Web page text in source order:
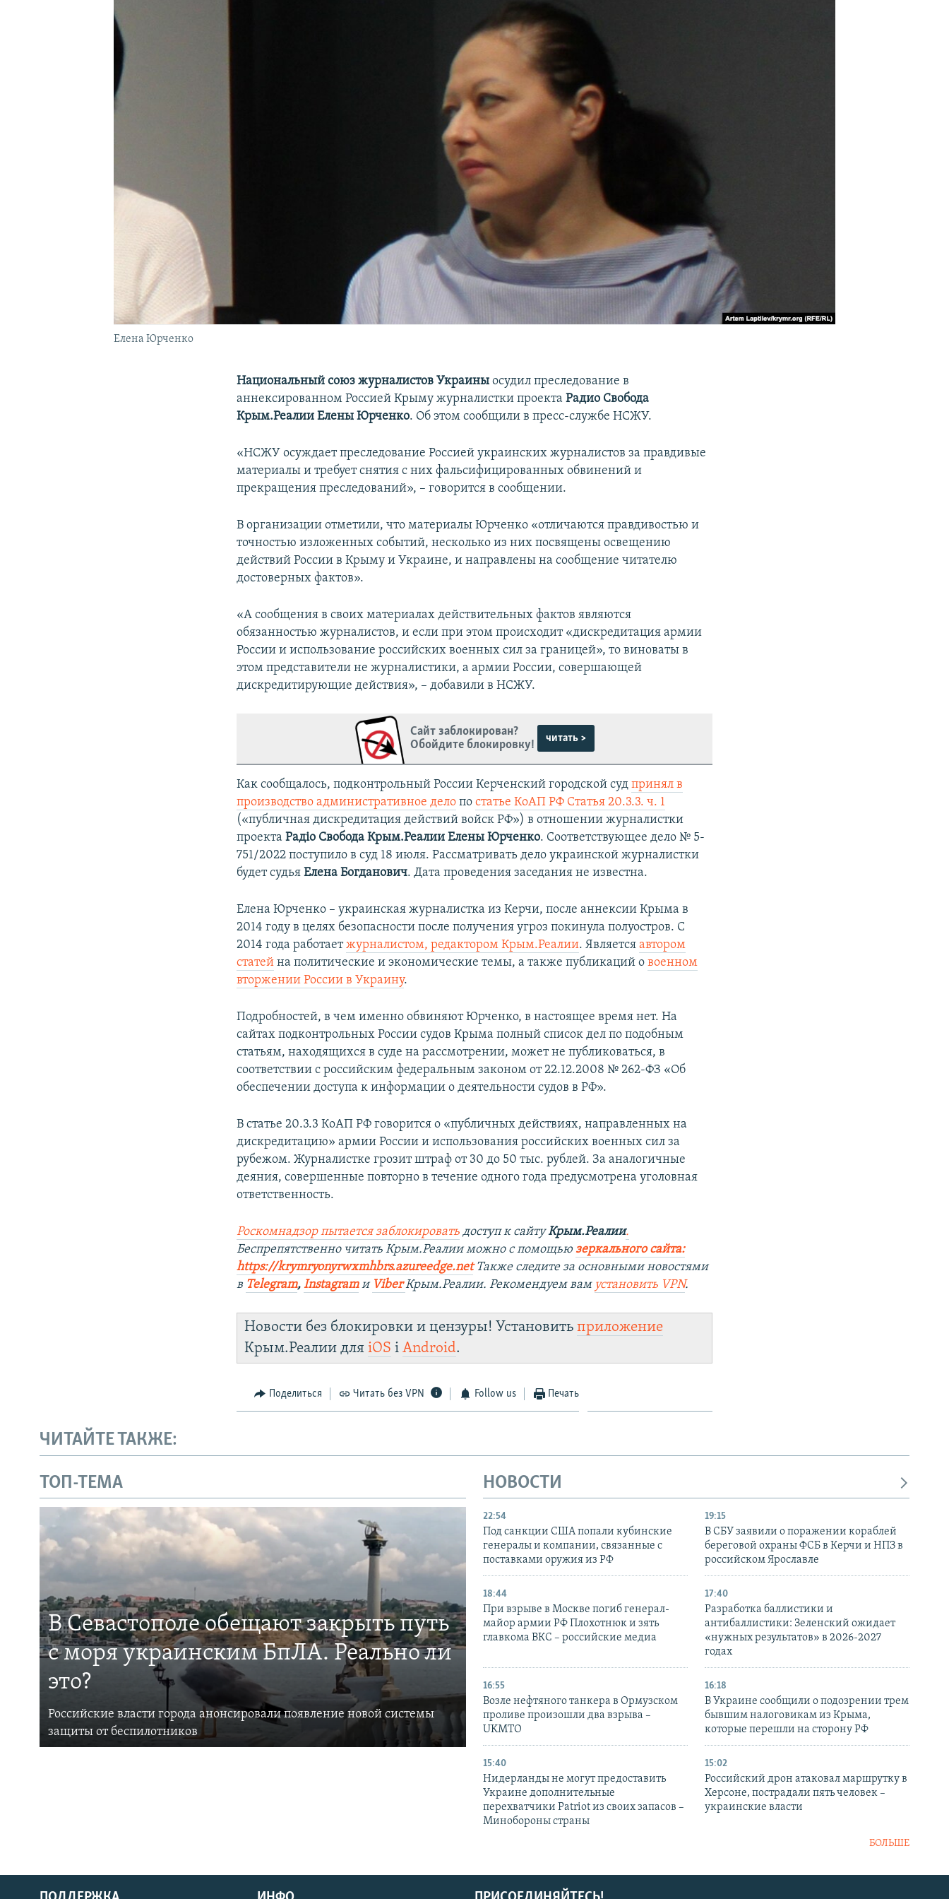
КРЫМ.НЕПОКОРЕННЫЙ
УКРАИНСКАЯ ПРОБЛЕМА КРЫМА
Елена Юрченко
Национальный союз журналистов Украины осудил преследование в
аннексированном Россией Крыму журналистки проектаРадио Свобода
Крым.Реалии Елены Юрченко. Об этом сообщили в пресс-службе НСЖУ.
«НСЖУ осуждает преследование Россией украинских журналистов за правдивые
материалы и требует снятия с них фальсифицированных обвинений и
прекращения преследований», – говорится в сообщении.
В организации отметили, что материалы Юрченко «отличаются правдивостью и
точностью изложенных событий, несколько из них посвящены освещению
действий России в Крыму и Украине, и направлены на сообщение читателю
достоверных фактов».
«А сообщения в своих материалах действительных фактов являются
обязанностью журналистов, и если при этом происходит «дискредитация армии
России и использование российских военных сил за границей», то виноваты в
этом представители не журналистики, а армии России, совершающей
дискредитирующие действия», – добавили в НСЖУ.
Сайт заблокирован?
Обойдите блокировку!
читать >
Как сообщалось, подконтрольный России Керченский городской судпринял в
производство административное дело постатье КоАП РФ Статья 20.3.3. ч. 1
(«публичная дискредитация действий войск РФ») в отношении журналистки
проектаРадіо Свобода Крым.Реалии Елены Юрченко. Соответствующее дело № 5-
751/2022 поступило в суд 18 июля. Рассматривать дело украинской журналистки
будет судьяЕлена Богданович. Дата проведения заседания не известна.
Елена Юрченко – украинская журналистка из Керчи, после аннексии Крыма в
2014 году в целях безопасности после получения угроз покинула полуостров. С
2014 года работаетжурналистом, редактором Крым.Реалии. Являетсяавтором
статей на политические и экономические темы, а также публикаций овоенном
вторжении России в Украину.
Подробностей, в чем именно обвиняют Юрченко, в настоящее время нет. На
сайтах подконтрольных России судов Крыма полный список дел по подобным
статьям, находящихся в суде на рассмотрении, может не публиковаться, в
соответствии с российским федеральным законом от 22.12.2008 № 262-ФЗ «Об
обеспечении доступа к информации о деятельности судов в РФ».
В статье 20.3.3 КоАП РФ говорится о «публичных действиях, направленных на
дискредитацию» армии России и использования российских военных сил за
рубежом. Журналистке грозит штраф от 30 до 50 тыс. рублей. За аналогичные
деяния, совершенные повторно в течение одного года предусмотрена уголовная
ответственность.
Роскомнадзор пытается заблокировать доступ к сайтуКрым.Реалии.
Беспрепятственно читать Крым.Реалии можно с помощьюзеркального сайта:
https://krymryonyrwxmhbrs.azureedge.netТакже следите за основными новостями
в Telegram,Instagramи ViberКрым.Реалии. Рекомендуем вам установить VPN.
Новости без блокировки и цензуры! Установитьприложение
Крым.Реалии дляiOS іAndroid.
Поделиться Читать без VPN Follow us Печать
ЧИТАЙТЕ ТАКЖЕ:
ТОП-ТЕМА
В Севастополе обещают закрыть путь
с моря украинским БпЛА. Реально ли
это?
Российские власти города анонсировали появление новой системы
защиты от беспилотников
НОВОСТИ
22:54
Под санкции США попали кубинские
генералы и компании, связанные с
поставками оружия из РФ
19:15
В СБУ заявили о поражении кораблей
береговой охраны ФСБ в Керчи и НПЗ в
российском Ярославле
18:44
При взрыве в Москве погиб генерал-
майор армии РФ Плохотнюк и зять
главкома ВКС – российские медиа
17:40
Разработка баллистики и
антибаллистики: Зеленский ожидает
«нужных результатов» в 2026-2027
годах
16:55
Возле нефтяного танкера в Ормузском
проливе произошли два взрыва –
UKMTO
16:18
В Украине сообщили о подозрении трем
бывшим налоговикам из Крыма,
которые перешли на сторону РФ
15:40
Нидерланды не могут предоставить
Украине дополнительные
перехватчики Patriot из своих запасов –
Минобороны страны
15:02
Российский дрон атаковал маршрутку в
Херсоне, пострадали пять человек –
украинские власти
БОЛЬШЕ